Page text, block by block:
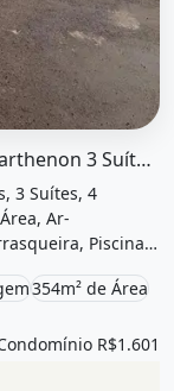
Casa de Alto Padrão no Condomínio Parthenon 3 Suítes, Área de...
3 Suítes, 4
Ar-
Piscina,
Paranavaí, Pr à
/Mês.
354m² de Área
R$1.601